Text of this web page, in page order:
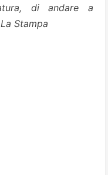
di andare a
Stampa